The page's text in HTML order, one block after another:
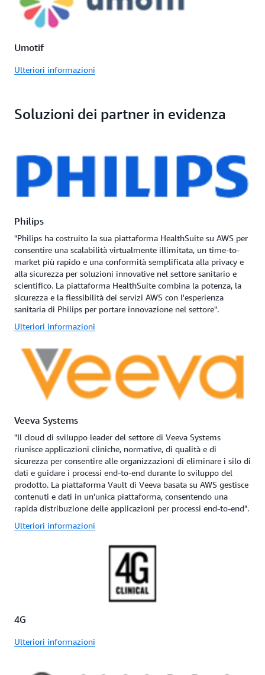
Umotif
Ulteriori informazioni
Soluzioni dei partner in evidenza
Philips
"Philips ha costruito la sua piattaforma HealthSuite su AWS per
consentire una scalabilità virtualmente illimitata, un time-to-
market più rapido e una conformità semplificata alla privacy e
alla sicurezza per soluzioni innovative nel settore sanitario e
scientifico. La piattaforma HealthSuite combina la potenza, la
sicurezza e la flessibilità dei servizi AWS con l'esperienza
sanitaria di Philips per portare innovazione nel settore".
Ulteriori informazioni
Veeva Systems
"Il cloud di sviluppo leader del settore di Veeva Systems
riunisce applicazioni cliniche, normative, di qualità e di
sicurezza per consentire alle organizzazioni di eliminare i silo di
dati e guidare i processi end-to-end durante lo sviluppo del
prodotto. La piattaforma Vault di Veeva basata su AWS gestisce
contenuti e dati in un'unica piattaforma, consentendo una
rapida distribuzione delle applicazioni per processi end-to-end".
Ulteriori informazioni
4G
Ulteriori informazioni